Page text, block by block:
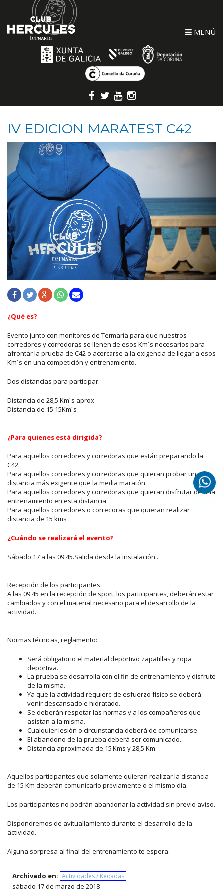
MENÚ
IV EDICION MARATEST C42
¿Qué es?
Evento junto con monitores de Termaria para que nuestros
corredores y corredoras se llenen de esos Km´s necesarios para
afrontar la prueba de C42 o acercarse a la exigencia de llegar a esos
Km´s en una competición y entrenamiento.
Dos distancias para participar:
Distancia de 28,5 Km´s aprox
Distancia de 15 15Km´s
¿Para quienes está dirigida?
Para aquellos corredores y corredoras que están preparando la
C42.
Para aquellos corredores y corredoras que quieran probar una
distancia más exigente que la media maratón.
Para aquellos corredores y corredoras que quieran disfrutar de una
entrenamiento en esta distancia.
Para aquellos corredores o corredoras que quieran realizar
distancia de 15 kms .
¿Cuándo se realizará el evento?
Sábado 17 a las 09:45.Salida desde la instalación .
Recepción de los participantes:
A las 09:45 en la recepción de sport, los participantes, deberán estar
cambiados y con el material necesario para el desarrollo de la
actividad.
Normas técnicas, reglamento:
Será obligatorio el material deportivo zapatillas y ropa
deportiva.
La prueba se desarrolla con el fin de entrenamiento y disfrute
de la misma.
Ya que la actividad requiere de esfuerzo físico se deberá
venir descansado e hidratado.
Se deberán respetar las normas y a los compañeros que
asistan a la misma.
Cualquier lesión o circunstancia deberá de comunicarse.
El abandono de la prueba deberá ser comunicado.
Distancia aproximada de 15 Kms y 28,5 Km.
Aquellos participantes que solamente quieran realizar la distancia
de 15 Km deberán comunicarlo previamente o el mismo día.
Los participantes no podrán abandonar la actividad sin previo aviso.
Dispondremos de avituallamiento durante el desarrollo de la
actividad.
Alguna sorpresa al final del entrenamiento te espera.
Archivado en: Actividades / Kedadas
sábado 17 de marzo de 2018